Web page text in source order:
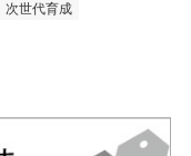
次世代育成